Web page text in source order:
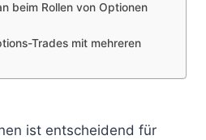
beim Rollen von Optionen
Trades mit mehreren
ist entscheidend für